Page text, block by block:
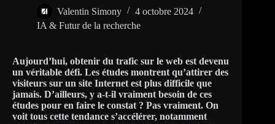
Valentin Simony
4 octobre 2024
IA & Futur de la recherche
Aujourd’hui, obtenir du trafic sur le web est devenu
un véritable défi. Les études montrent qu’attirer des
visiteurs sur un site Internet est plus difficile que
jamais. D’ailleurs, y a-t-il vraiment besoin de ces
études pour en faire le constat ? Pas vraiment. On
voit tous cette tendance s’accélérer, notamment